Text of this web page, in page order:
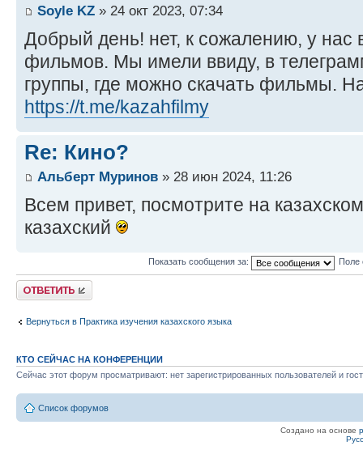
Soyle KZ » 24 окт 2023, 07:34
Добрый день! нет, к сожалению, у нас
фильмов. Мы имели ввиду, в
группы, где можно скачать фильмы.
https://t.me/kazahfilmy
Re: Кино?
Альберт Муринов » 28 июн 2024, 11:26
Всем привет, посмотрите на
казахский
Показать сообщения за: Поле
Ответить
Вернуться в Практика изучения казахского языка
КТО СЕЙЧАС НА КОНФЕРЕНЦИИ
Сейчас этот форум просматривают: нет зарегистрированных пользователей и
Список форумов
Создано на основе